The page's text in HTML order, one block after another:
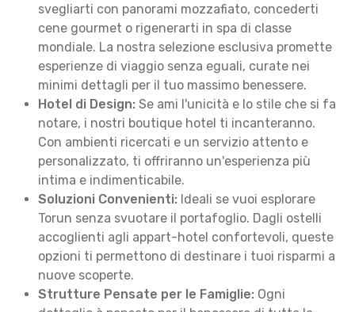
svegliarti con panorami mozzafiato, concederti
cene gourmet o rigenerarti in spa di classe
mondiale. La nostra selezione esclusiva promette
esperienze di viaggio senza eguali, curate nei
minimi dettagli per il tuo massimo benessere.
Hotel di Design: Se ami l'unicità e lo stile che si fa
notare, i nostri boutique hotel ti incanteranno.
Con ambienti ricercati e un servizio attento e
personalizzato, ti offriranno un'esperienza più
intima e indimenticabile.
Soluzioni Convenienti: Ideali se vuoi esplorare
Torun senza svuotare il portafoglio. Dagli ostelli
accoglienti agli appart-hotel confortevoli, queste
opzioni ti permettono di destinare i tuoi risparmi a
nuove scoperte.
Strutture Pensate per le Famiglie: Ogni